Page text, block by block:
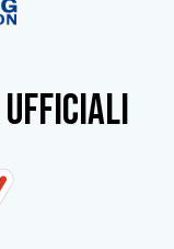
ufficiali